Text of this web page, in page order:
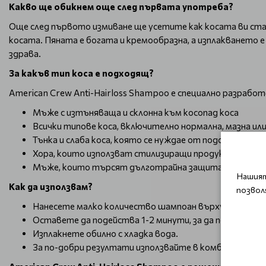
Какво ще обикнем още след първата употреба?
Още след първото измиване ще усетите как косата ви
косата. Пяната е богата и кремообразна, а изплакването
здрава.
За какъв тип коса е подходящ?
American Crew Anti-Hairloss Shampoo е специално
Мъже с изтъняваща и склонна към косопад коса
Всички типове коса, включително нормална, мазна
Тънка и слаба коса, която се нуждае от подсилване
Хора, които използват стилизиращи продукти и
Мъже, които търсят дълготрайна защита срещу
Как да използвам?
Нанесете малко количество шампоан върху мокра
Оставете да подейства 1-2 минути, за да позволите
Изплакнете обилно с хладка вода.
За по-добри резултати използвайте в комбинация с